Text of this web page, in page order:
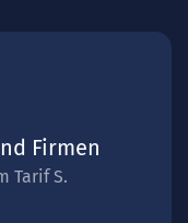
Firmen
Tarif S.